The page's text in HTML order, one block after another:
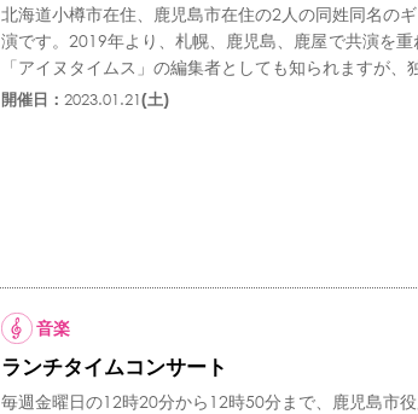
北海道小樽市在住、鹿児島市在住の2人の同姓同名の
演です。2019年より、札幌、鹿児島、鹿屋で共演を
「アイヌタイムス」の編集者としても知られますが
開催日： 2023.01.21(土)
音楽
ランチタイムコンサート
毎週金曜日の12時20分から12時50分まで、鹿児島市